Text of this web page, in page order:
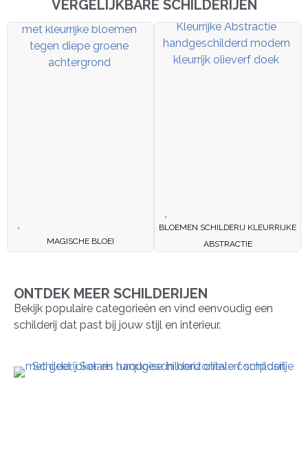
VERGELIJKBARE SCHILDERIJEN
MAGISCHE BLOEI
BLOEMEN SCHILDERIJ KLEURRIJKE
ABSTRACTIE
ONTDEK MEER SCHILDERIJEN
Bekijk populaire categorieën en vind eenvoudig een
schilderij dat past bij jouw stijl en interieur.